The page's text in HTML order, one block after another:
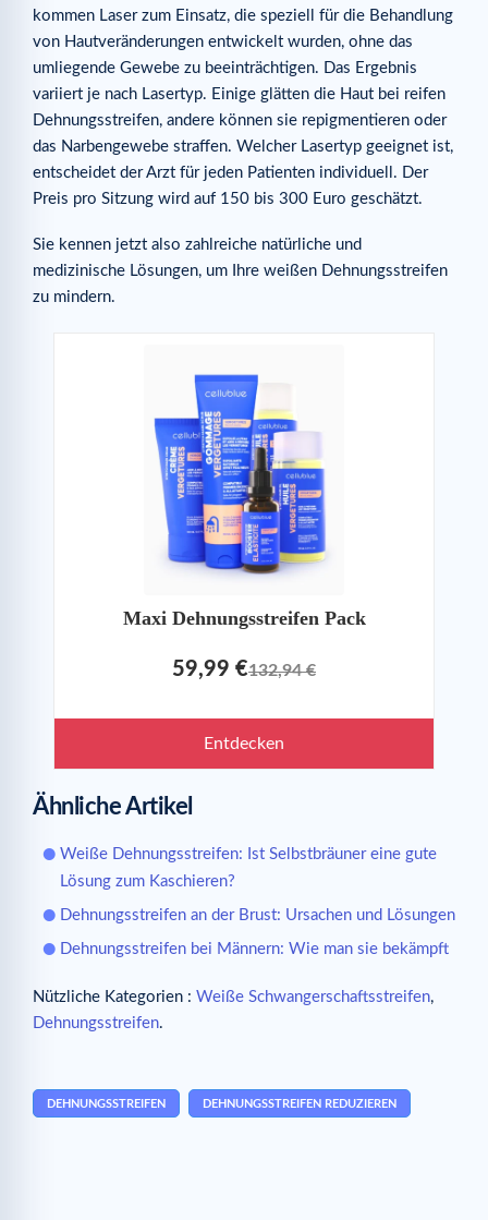
kommen Laser zum Einsatz, die speziell für die Behandlung
von Hautveränderungen entwickelt wurden, ohne das
umliegende Gewebe zu beeinträchtigen. Das Ergebnis
variiert je nach Lasertyp. Einige glätten die Haut bei reifen
Dehnungsstreifen, andere können sie repigmentieren oder
das Narbengewebe straffen. Welcher Lasertyp geeignet ist,
entscheidet der Arzt für jeden Patienten individuell. Der
Preis pro Sitzung wird auf 150 bis 300 Euro geschätzt.
Sie kennen jetzt also zahlreiche natürliche und
medizinische Lösungen, um Ihre weißen Dehnungsstreifen
zu mindern.
Maxi Dehnungsstreifen Pack
59,99 €132,94 €
Entdecken
Ähnliche Artikel
Weiße Dehnungsstreifen: Ist Selbstbräuner eine gute
Lösung zum Kaschieren?
Dehnungsstreifen an der Brust: Ursachen und Lösungen
Dehnungsstreifen bei Männern: Wie man sie bekämpft
Nützliche Kategorien : Weiße Schwangerschaftsstreifen,
Dehnungsstreifen.
DEHNUNGSSTREIFEN DEHNUNGSSTREIFEN REDUZIEREN